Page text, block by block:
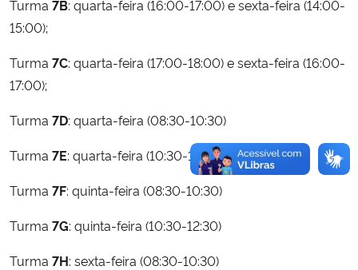
Turma 7B: quarta-feira (16:00-17:00) e sexta-feira (14:00-
15:00);
Turma 7C: quarta-feira (17:00-18:00) e sexta-feira (16:00-
17:00);
Turma 7D: quarta-feira (08:30-10:30)
Turma 7E: quarta-feira (10:30-12:30)
Turma 7F: quinta-feira (08:30-10:30)
Turma 7G: quinta-feira (10:30-12:30)
Turma 7H: sexta-feira (08:30-10:30)